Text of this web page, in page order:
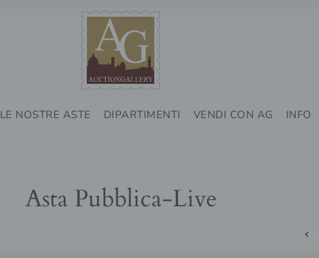
LE NOSTRE ASTE DIPARTIMENTI VENDI CON AG INFO
Asta Pubblica-Live